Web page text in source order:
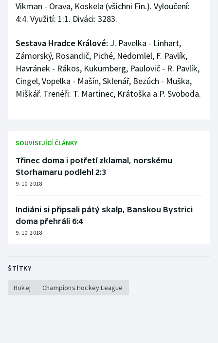
Motorsport
Parasport
Plavání
Rychlobruslení
Rychlostní kanoistika
Sportovní střelba
Triatlon
Veslování
Vikman - Orava, Koskela (všichni Fin.). Vyloučení:
4:4. Využití: 1:1. Diváci: 3283.
Sestava Hradce Králové: J. Pavelka - Linhart,
Zámorský, Rosandič, Piché, Nedomlel, F. Pavlík,
Havránek - Rákos, Kukumberg, Paulovič - R. Pavlík,
Cingel, Vopelka - Mašín, Sklenář, Bezúch - Muška,
Miškář. Trenéři: T. Martinec, Krátoška a P. Svoboda.
SOUVISEJÍCÍ ČLÁNKY
Třinec doma i potřetí zklamal, norskému
Storhamaru podlehl 2:3
9. 10. 2018
Indiáni si připsali pátý skalp, Banskou Bystrici
doma přehráli 6:4
9. 10. 2018
ŠTÍTKY
Hokej Champions Hockey League